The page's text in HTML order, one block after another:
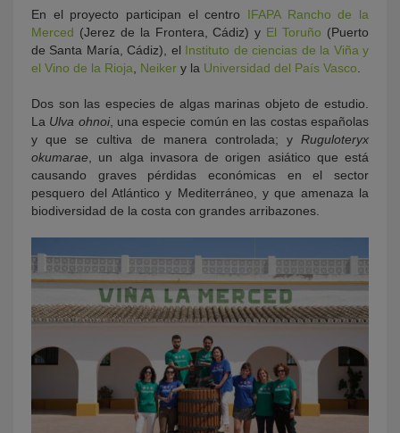
En el proyecto participan el centro IFAPA Rancho de la
Merced (Jerez de la Frontera, Cádiz) y El Toruño (Puerto
de Santa María, Cádiz), el Instituto de ciencias de la Viña y
el Vino de la Rioja
Neiker y la Universidad del País Vasco
Dos son las especies de algas marinas objeto de estudio.
La Ulva ohnoi, una especie común en las costas españolas
y que se cultiva de manera controlada; y Ruguloteryx
okumarae , un alga invasora de origen asiático que está
causando graves pérdidas económicas en el sector
pesquero del Atlántico y Mediterráneo, y que amenaza la
biodiversidad de la costa con grandes arribazones.